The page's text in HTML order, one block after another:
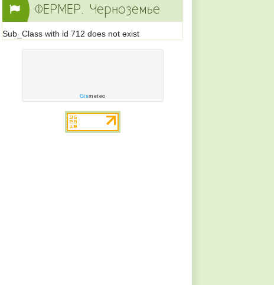
ФЕРМЕР. Черноземье
Sub_Class with id 712 does not exist
Gismeteo